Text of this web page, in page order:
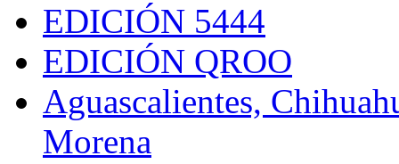
EDICIÓN 5444
EDICIÓN QROO
Aguascalientes,
Morena